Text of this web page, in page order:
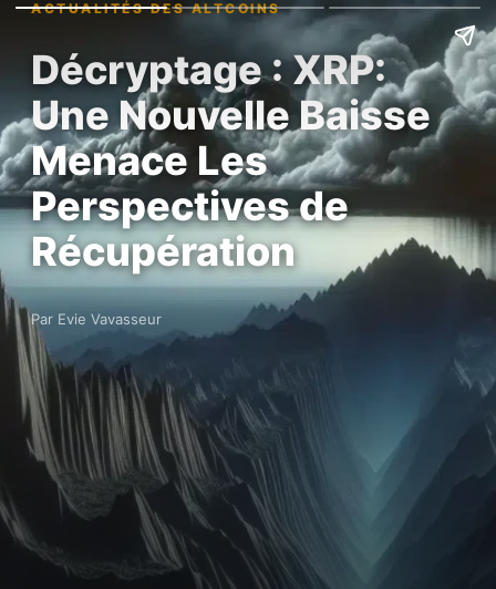
ACTUALITÉS DES ALTCOINS
Décryptage : XRP:
Une Nouvelle Baisse
Menace Les
Perspectives de
Récupération
Par Evie Vavasseur